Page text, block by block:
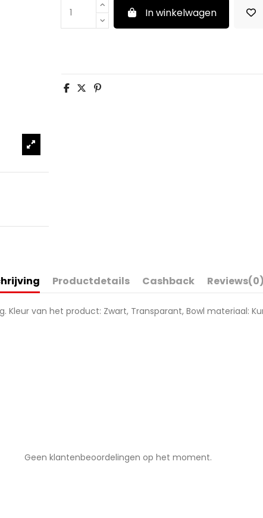
In winkelwagen
Productdetails Cashback Reviews(0)
Kleur van het product: Zwart, Transparant, Bowl materiaal:
Geen klantenbeoordelingen op het moment.